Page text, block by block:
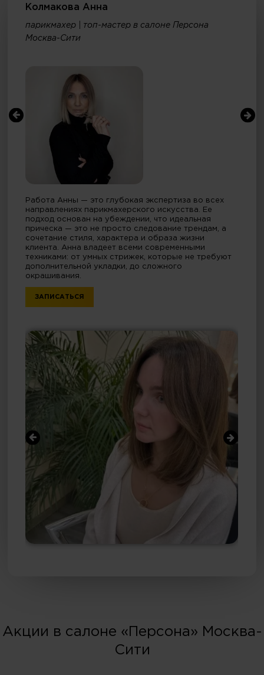
Колмакова Анна
парикмахер | топ-мастер в салоне Персона
Москва-Сити
Работа Анны — это глубокая экспертиза во всех
направлениях парикмахерского искусства. Ее
подход основан на убеждении, что идеальная
прическа — это не просто следование трендам, а
сочетание стиля, характера и образа жизни
клиента. Анна владеет всеми современными
техниками: от умных стрижек, которые не требуют
дополнительной укладки, до сложного
окрашивания.
ЗАПИСАТЬСЯ
Акции в салоне «Персона» Москва-
Сити